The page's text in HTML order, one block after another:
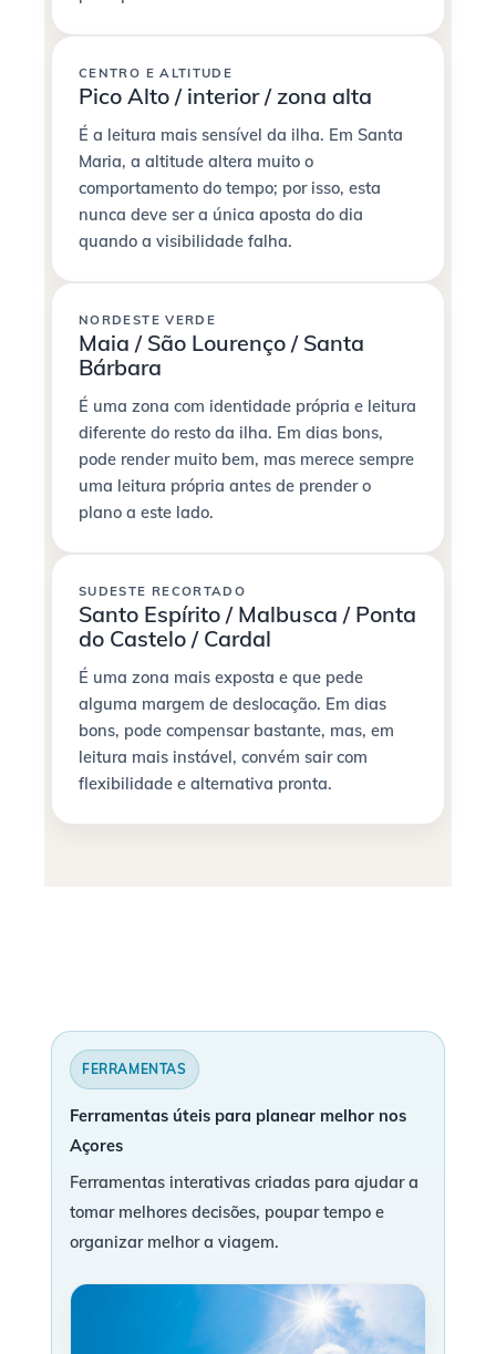
CENTRO E ALTITUDE
Pico Alto / interior / zona alta
É a leitura mais sensível da ilha. Em Santa
Maria, a altitude altera muito o
comportamento do tempo; por isso, esta
nunca deve ser a única aposta do dia
quando a visibilidade falha.
NORDESTE VERDE
Maia / São Lourenço / Santa
Bárbara
É uma zona com identidade própria e leitura
diferente do resto da ilha. Em dias bons,
pode render muito bem, mas merece sempre
uma leitura própria antes de prender o
plano a este lado.
SUDESTE RECORTADO
Santo Espírito / Malbusca / Ponta
do Castelo / Cardal
É uma zona mais exposta e que pede
alguma margem de deslocação. Em dias
bons, pode compensar bastante, mas, em
leitura mais instável, convém sair com
flexibilidade e alternativa pronta.
FERRAMENTAS
Ferramentas úteis para planear melhor nos
Açores
Ferramentas interativas criadas para ajudar a
tomar melhores decisões, poupar tempo e
organizar melhor a viagem.